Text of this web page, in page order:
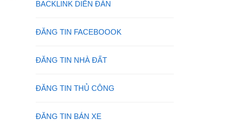
BACKLINK DIỄN ĐÀN
ĐĂNG TIN FACEBOOOK
ĐĂNG TIN NHÀ ĐẤT
ĐĂNG TIN THỦ CÔNG
ĐĂNG TIN BÁN XE